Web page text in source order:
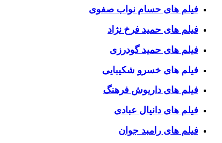
فیلم های حسام نواب صفوی
فیلم های حمید فرخ نژاد
فیلم های حمید گودرزی
فیلم های خسرو شکیبایی
فیلم های داریوش فرهنگ
فیلم های دانیال عبادی
فیلم های رامبد جوان